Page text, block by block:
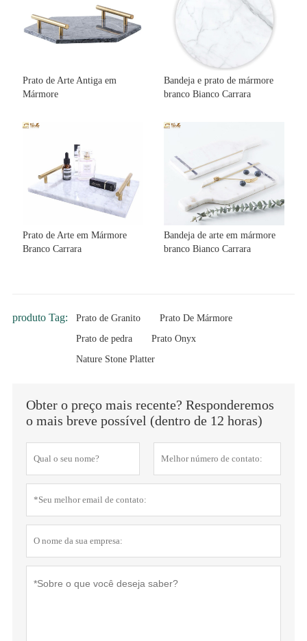
Prato de Arte Antiga em
Mármore
Bandeja e prato de mármore
branco Bianco Carrara
Prato de Arte em Mármore
Branco Carrara
Bandeja de arte em mármore
branco Bianco Carrara
produto Tag: Prato de Granito
Prato De Mármore
Prato de pedra
Prato Onyx
Nature Stone Platter
Obter o preço mais recente? Responderemos
o mais breve possível (dentro de 12 horas)